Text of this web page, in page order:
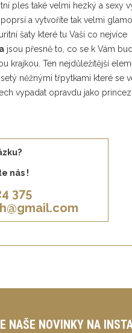
ples také velmi hezký a sexy
a vytvoříte tak velmi
šaty které tu Vaší co nejvíce
jsou přesně to, co se k Vám
krajkou. Ten nejdůležitější
něžnými třpytkami které se
vypadat opravdu jako
nás !
375
NAŠE NOVINKY NA